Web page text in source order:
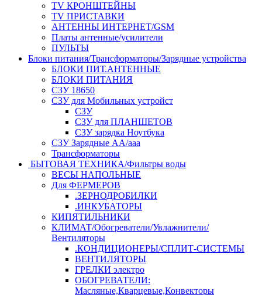
TV КРОНШТЕЙНЫ
TV ПРИСТАВКИ
АНТЕННЫ ИНТЕРНЕТ/GSM
Платы антенные/усилители
ПУЛЬТЫ
Блоки питания/Трансформаторы/Зарядные устройства
БЛОКИ ПИТ.АНТЕННЫЕ
БЛОКИ ПИТАНИЯ
СЗУ 18650
СЗУ для Мобильных устройст
СЗУ
СЗУ для ПЛАНШЕТОВ
СЗУ зарядка Ноутбука
СЗУ Зарядные АА/ааа
Трансформаторы
БЫТОВАЯ ТЕХНИКА/Фильтры воды
ВЕСЫ НАПОЛЬНЫЕ
Для ФЕРМЕРОВ
.ЗЕРНОДРОБИЛКИ
.ИНКУБАТОРЫ
КИПЯТИЛЬНИКИ
КЛИМАТ/Обогреватели/Увлажнители/
Вентиляторы
.КОНДИЦИОНЕРЫ/СПЛИТ-СИСТЕМЫ
ВЕНТИЛЯТОРЫ
ГРЕЛКИ электро
ОБОГРЕВАТЕЛИ:
Масляные,Кварцевые,Конвекторы